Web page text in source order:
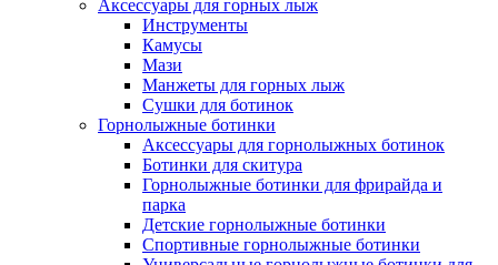
Аксессуары для горных лыж
Инструменты
Камусы
Мази
Манжеты для горных лыж
Сушки для ботинок
Горнолыжные ботинки
Аксессуары для горнолыжных ботинок
Ботинки для скитура
Горнолыжные ботинки для фрирайда и
парка
Детские горнолыжные ботинки
Спортивные горнолыжные ботинки